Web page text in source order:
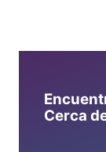
Cerca